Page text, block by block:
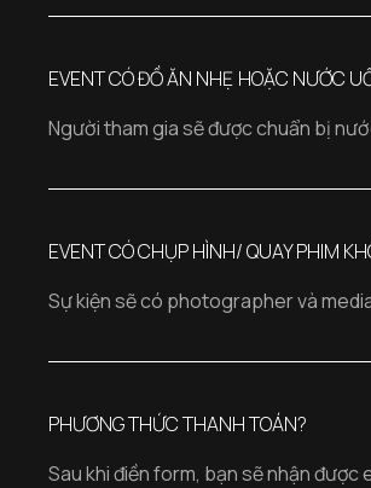
EVENT CÓ ĐỒ ĂN NHẸ HOẶC NƯỚC
Người tham gia sẽ được chuẩn bị
EVENT CÓ CHỤP HÌNH/ QUAY PHIM
Sự kiện sẽ có photographer và
PHƯƠNG THỨC THANH TOÁN?
Sau khi điền form, bạn sẽ nhận